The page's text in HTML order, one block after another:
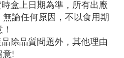
盒上日期為準，所有出廠
論任何原因，不以食用期
除品質問題外，其他理由
意!